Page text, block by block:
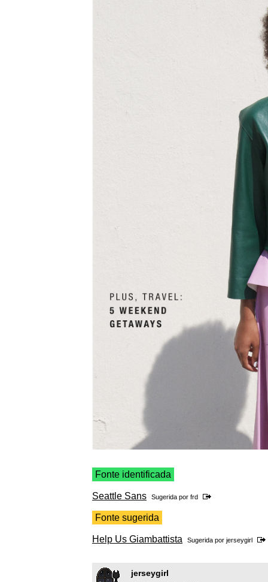
Fonte identificada
Seattle Sans Sugerida por frd
Fonte sugerida
Help Us Giambattista Sugerida por jerseygirl
jerseygirl